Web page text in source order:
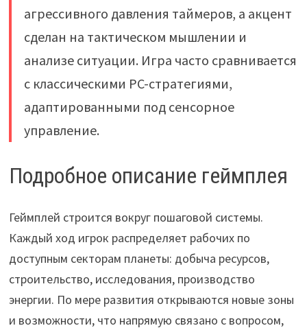
агрессивного давления таймеров, а акцент
сделан на тактическом мышлении и
анализе ситуации. Игра часто сравнивается
с классическими PC-стратегиями,
адаптированными под сенсорное
управление.
Подробное описание геймплея
Геймплей строится вокруг пошаговой системы.
Каждый ход игрок распределяет рабочих по
доступным секторам планеты: добыча ресурсов,
строительство, исследования, производство
энергии. По мере развития открываются новые зоны
и возможности, что напрямую связано с вопросом,